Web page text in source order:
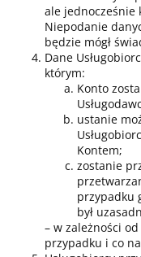
ale jednocześnie
Niepodanie
będzie mógł
Dane
którym:
Konto
ustanie
Kontem;
zostanie
przypadku
był
– w zależności
przypadku i co